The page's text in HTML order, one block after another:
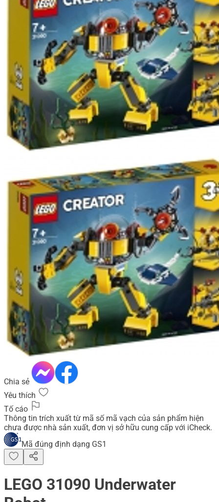
Chia sẻ
Yêu thích
Tố cáo
Thông tin trích xuất từ mã số mã vạch của sản phẩm hiện
chưa được nhà sản xuất, đơn vị sở hữu cung cấp với iCheck.
Mã đúng định dạng GS1
LEGO 31090 Underwater